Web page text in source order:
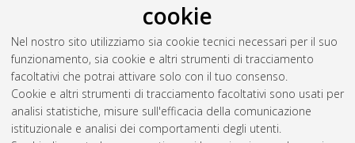
cookie
Nel nostro sito utilizziamo sia cookie tecnici necessari per il suo
funzionamento, sia cookie e altri strumenti di tracciamento
facoltativi che potrai attivare solo con il tuo consenso.
Cookie e altri strumenti di tracciamento facoltativi sono usati per
analisi statistiche, misure sull'efficacia della comunicazione
istituzionale e analisi dei comportamenti degli utenti.
(2025)Blood Pressure Estimation from
Deep, and Transformer-Based Models.[Laurea magistrale],
Università di Bologna, Corso di Studio in Ingegneria elettronica
[LM-DM270]
Questa lista e' stata generata ilSun Aug 9 13:24:03 2026